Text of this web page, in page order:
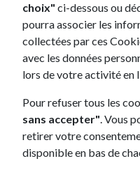
choix" ci-dessous ou
pourra associer les
collectées par ces
avec les données
lors de votre activité en
Pour refuser tous les
sans accepter". Vous
retirer votre
disponible en bas de
Confort
Multimédias
Sécurité